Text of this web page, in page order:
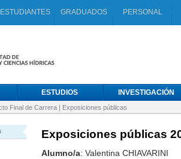
ESTUDIANTES GRADUADOS PERSONAL
ESTUDIOS INVESTIGACIÓN
Final de Carrera | Exposiciones públicas
Exposiciones públicas
Alumno/a: Valentina CHIAVARINI